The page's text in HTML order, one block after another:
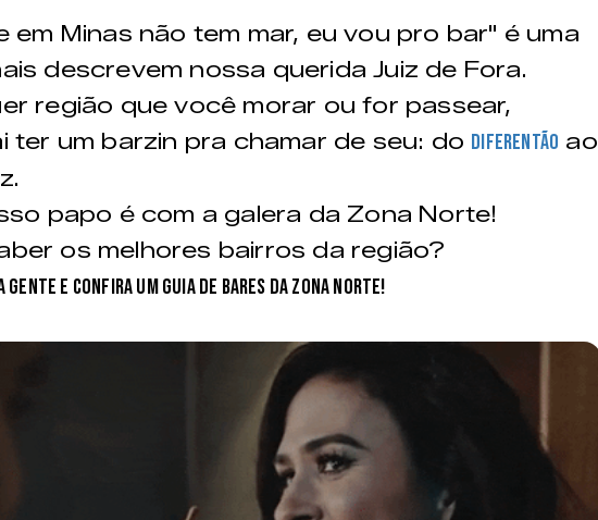
em Minas não tem mar, eu vou pro bar" é uma
descrevem nossa querida Juiz de Fora.
região que você morar ou for passear,
ter um barzin pra chamar de seu: do diferentão ao
papo é com a galera da Zona Norte!
os melhores bairros da região?
gente e confira um Guia de Bares da Zona Norte!